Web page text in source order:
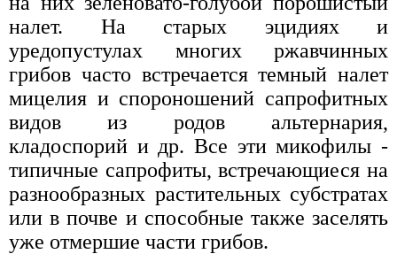
налет. На старых эцидиях и
уредопустулах многих ржавчинных
грибов часто встречается темный налет
мицелия и спороношений сапрофитных
видов из родов альтернария,
кладоспорий и др. Все эти микофилы -
типичные сапрофиты, встречающиеся на
разнообразных растительных субстратах
или в почве и способные также заселять
уже отмершие части грибов.